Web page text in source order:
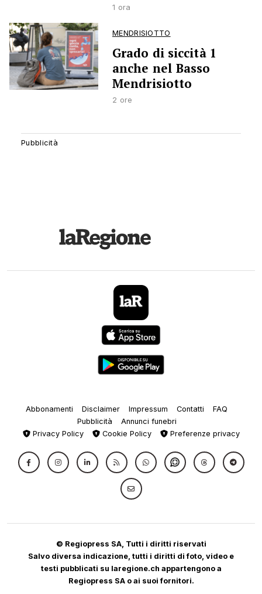
1 ora
MENDRISIOTTO
Grado di siccità 1
anche nel Basso
Mendrisiotto
2 ore
Abbonamenti Disclaimer Impressum Contatti
FAQ
Pubblicità
Annunci funebri
Privacy Policy
Cookie Policy Preferenze privacy
© Regiopress SA, Tutti i diritti riservati
Salvo diversa indicazione, tutti i diritti di foto, video e
testi pubblicati su laregione.ch appartengono a
Regiopress SA o ai suoi fornitori.